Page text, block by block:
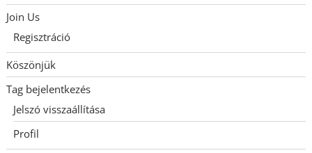
Join Us
Regisztráció
Köszönjük
Tag bejelentkezés
Jelszó visszaállítása
Profil